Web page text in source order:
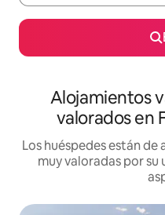
Alojamientos
valorados en
Los huéspedes están
muy valoradas por